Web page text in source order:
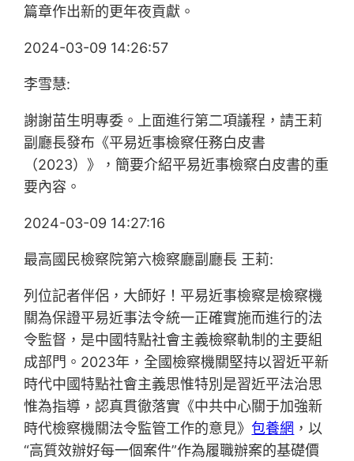
篇章作出新的更年夜貢獻。
2024-03-09 14:26:57
李雪慧:
謝謝苗生明專委。上面進行第二項議程，請王莉
副廳長發布《平易近事檢察任務白皮書
（2023）》，簡要介紹平易近事檢察白皮書的重
要內容。
2024-03-09 14:27:16
最高國民檢察院第六檢察廳副廳長 王莉:
列位記者伴侶，大師好！平易近事檢察是檢察機
關為保證平易近事法令統一正確實施而進行的法
令監督，是中國特點社會主義檢察軌制的主要組
成部門。2023年，全國檢察機關堅持以習近平新
時代中國特點社會主義思惟特別是習近平法治思
惟為指導，認真貫徹落實《中共中心關于加強新
時代檢察機關法令監管工作的意見》包養網 ，以
“高質效辦好每一個案件”作為履職辦案的基礎價